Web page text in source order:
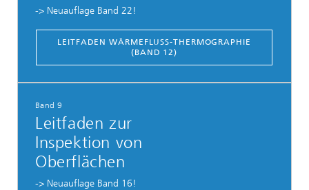
-> Neuauflage Band 22!
LEITFADEN WÄRMEFLUSS-THERMOGRAPHIE
(BAND 12)
Band 9
Leitfaden zur
Inspektion von
Oberflächen
-> Neuauflage Band 16!